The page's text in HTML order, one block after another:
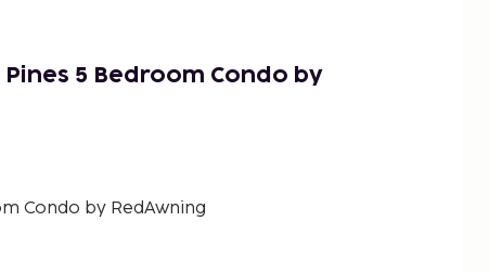
Pines 5 Bedroom Condo by
Condo by RedAwning